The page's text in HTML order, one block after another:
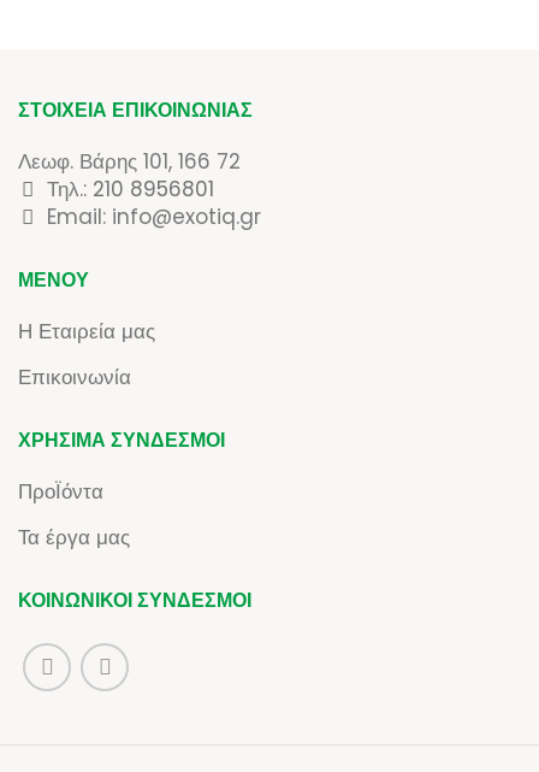
ΣΤΟΙΧΕΊΑ ΕΠΙΚΟΙΝΩΝΊΑΣ
Λεωφ. Βάρης 101, 166 72
Τηλ.: 210 8956801
Email: info@exotiq.gr
ΜΕΝΟΎ
Η Εταιρεία μας
Επικοινωνία
ΧΡΉΣΙΜΑ ΣΎΝΔΕΣΜΟΙ
ΠροΪόντα
Τα έργα μας
ΚΟΙΝΩΝΙΚΟΊ ΣΎΝΔΕΣΜΟΙ